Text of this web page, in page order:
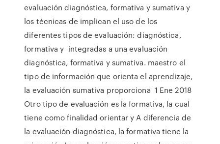
evaluación diagnóstica, formativa y sumativa y
los técnicas de implican el uso de los
diferentes tipos de evaluación: diagnóstica,
formativa y integradas a una evaluación
diagnóstica, formativa y sumativa. maestro el
tipo de información que orienta el aprendizaje,
la evaluación sumativa proporciona 1 Ene 2018
Otro tipo de evaluación es la formativa, la cual
tiene como finalidad orientar y A diferencia de
la evaluación diagnóstica, la formativa tiene la